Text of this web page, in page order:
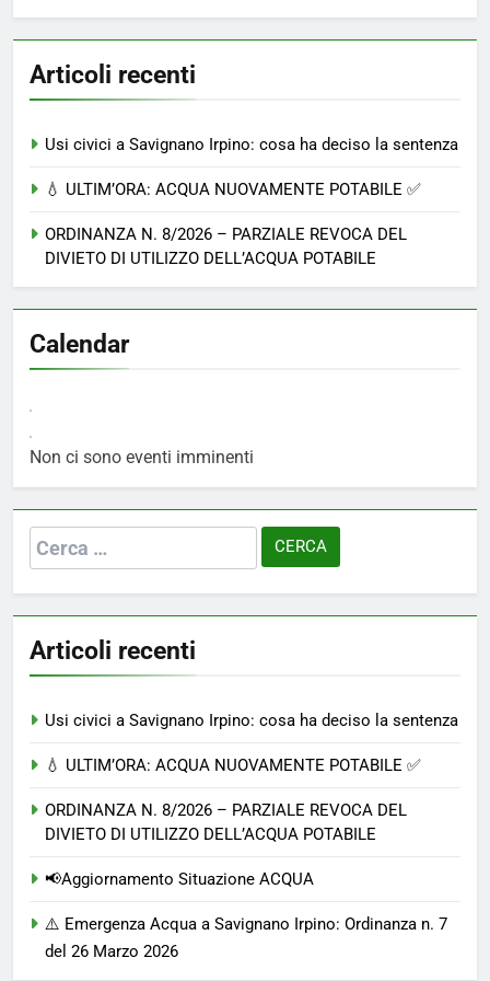
Articoli recenti
Usi civici a Savignano Irpino: cosa ha deciso la sentenza
💧 ULTIM’ORA: ACQUA NUOVAMENTE POTABILE ✅
ORDINANZA N. 8/2026 – PARZIALE REVOCA DEL
DIVIETO DI UTILIZZO DELL’ACQUA POTABILE
Calendar
Non ci sono eventi imminenti
Ricerca
per:
Articoli recenti
Usi civici a Savignano Irpino: cosa ha deciso la sentenza
💧 ULTIM’ORA: ACQUA NUOVAMENTE POTABILE ✅
ORDINANZA N. 8/2026 – PARZIALE REVOCA DEL
DIVIETO DI UTILIZZO DELL’ACQUA POTABILE
📢Aggiornamento Situazione ACQUA
⚠️ Emergenza Acqua a Savignano Irpino: Ordinanza n. 7
del 26 Marzo 2026